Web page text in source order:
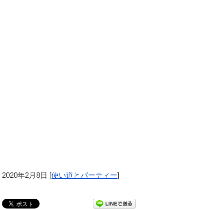
2020年2月8日 [使い道とパーティー]